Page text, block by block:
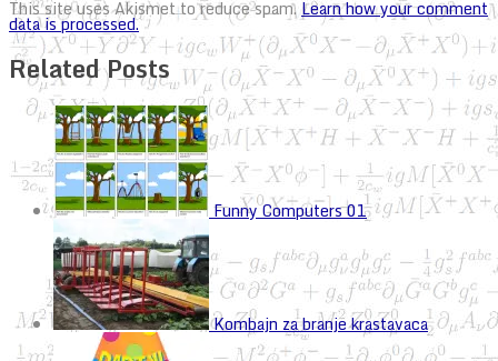
This site uses Akismet to reduce spam. Learn how your comment
data is processed.
Related Posts
Funny Computers 01
Kombajn za branje krastavaca